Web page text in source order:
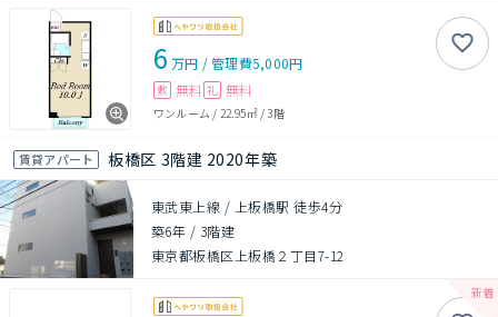
6 万円 /管理費5,000円
敷 無料 礼 無料
ワンルーム / 22.95㎡/3階
賃貸アパート 板橋区 3階建 2020年築
東武東上線 / 上板橋駅 徒歩4分
築6年 / 3階建
東京都板橋区上板橋２丁目7-12